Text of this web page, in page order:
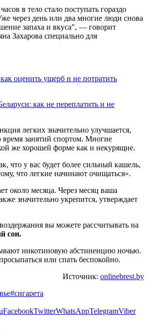
в тело стало поступать гораздо
через день или два многие люди снова
запаха и вкуса", — говорит
Захарова специально для
оценить ущерб и не потратить
как не переплатить и не
легких значительно улучшается,
время занятий спортом. Многие
же хорошей форме как и некурящие.
что у вас будет более сильный кашель,
что легкие начинают очищаться».
около месяца. Через месяц ваша
значительно укрепится, утверждает
вы можете рассчитывать на
сон.
никотиновую абстиненцию ночью.
или спать беспокойно.
Источник: onlinebrest.by
#сигарета
FacebookTwitterWhatsAppTelegramViber